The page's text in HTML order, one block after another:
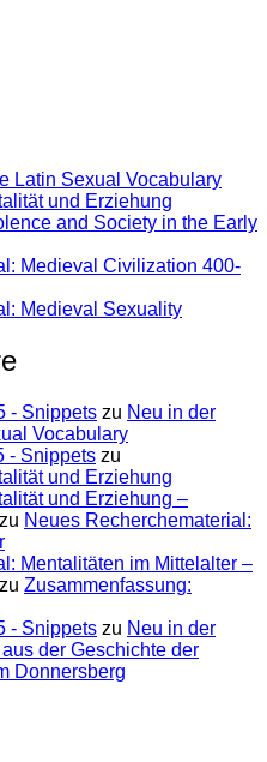
Latin Sexual Vocabulary
und Erziehung
and Society in the Early
Medieval Civilization 400-
Medieval Sexuality
- Snippets zu Neu in der
Vocabulary
- Snippets zu
und Erziehung
und Erziehung –
zu Neues Recherchematerial:
Mentalitäten im Mittelalter –
zu Zusammenfassung:
- Snippets zu Neu in der
der Geschichte der
Donnersberg